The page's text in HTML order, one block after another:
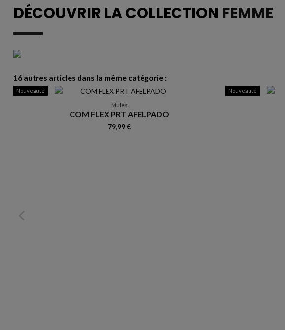
DÉCOUVRIR LA COLLECTION FEMME
16 autres articles dans la même catégorie :
Nouveauté
Mules
COM FLEX PRT AFELPADO
79,99 €
Nouveauté